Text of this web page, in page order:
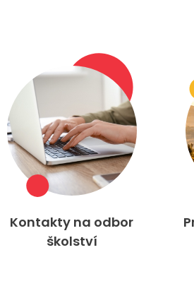
Kontakty na odbor
školství